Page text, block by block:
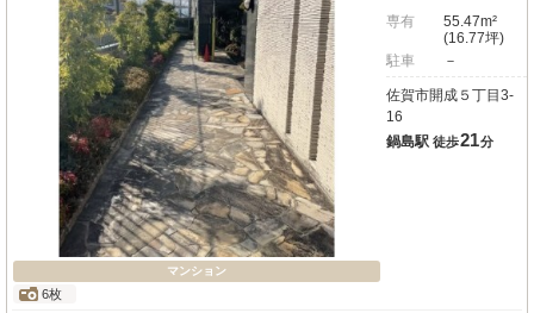
マンション
6枚
専有
55.47m²
(16.77坪)
駐車
－
佐賀市開成５丁目3-
16
鍋島駅 徒歩21分